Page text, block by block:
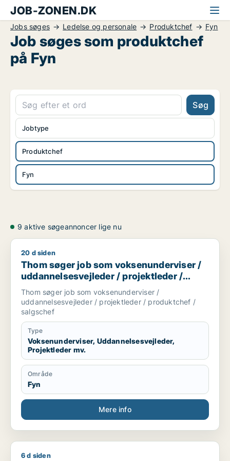
JOB-ZONEN.DK
Jobs søges Ledelse og personale Produktchef Fyn
Job søges som produktchef
på Fyn
Søg
Produktchef
Fyn
Jobtype
9 aktive søgeannoncer lige nu
Thom søger job som voksenunderviser /
20 d siden
Thom søger job som voksenunderviser /
uddannelsesvejleder / projektleder /
produktchef / salgschef
Thom søger job som voksenunderviser /
uddannelsesvejleder / projektleder / produktchef /
salgschef
Type
Voksenunderviser, Uddannelsesvejleder,
Projektleder mv.
Område
Fyn
Mere info
Jan søger job som direktør / projektleder / afdelingsleder /
6 d siden